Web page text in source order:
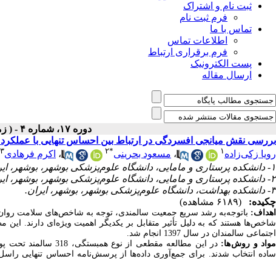
ثبت نام و اشتراک
فرم ثبت نام
تماس با ما
اطلاعات تماس
فرم برقراری ارتباط
پست الکترونیک
ارسال مقاله
دوره ۱۷، شماره ۴ - ( زمستان ۱۴۰۱ )
بررسی نقش میانجی افسردگی در ارتباط بین احساس تنهایی با
رویا زکی‌زاده ۱ ، مسعود بحرینی*۲ ، اکرم فرهادی۳
۱- دانشکده پرستاری و مامایی، دانشگاه علوم‌پزشکی بوشهر، بوشهر، ایران.
۲- دانشکده پرستاری و مامایی، دانشگاه علوم‌پزشکی بوشهر، بوشهر، ایران. ،
۳- دانشکده بهداشت، دانشگاه علوم‌پزشکی بوشهر، بوشهر، ایران.
چکیده:
(۶۱۸۹ مشاهده)
اهداف: با‌توجه‌به رشد سریع جمعیت سالمندی، توجه به شاخص‌های سلامت
شاخص‌ها هستند که به دلیل تأثیر متقابل بر یکدیگر اهمیت ویژه‌ای دارند.
اجتماعی سالمندان در سال 1397 انجام شد.
مواد و روش ها:
در این مطالعه
ساده انتخاب شدند. برای جمع‌آوری داده‌ها از پرسش‌نامه احساس